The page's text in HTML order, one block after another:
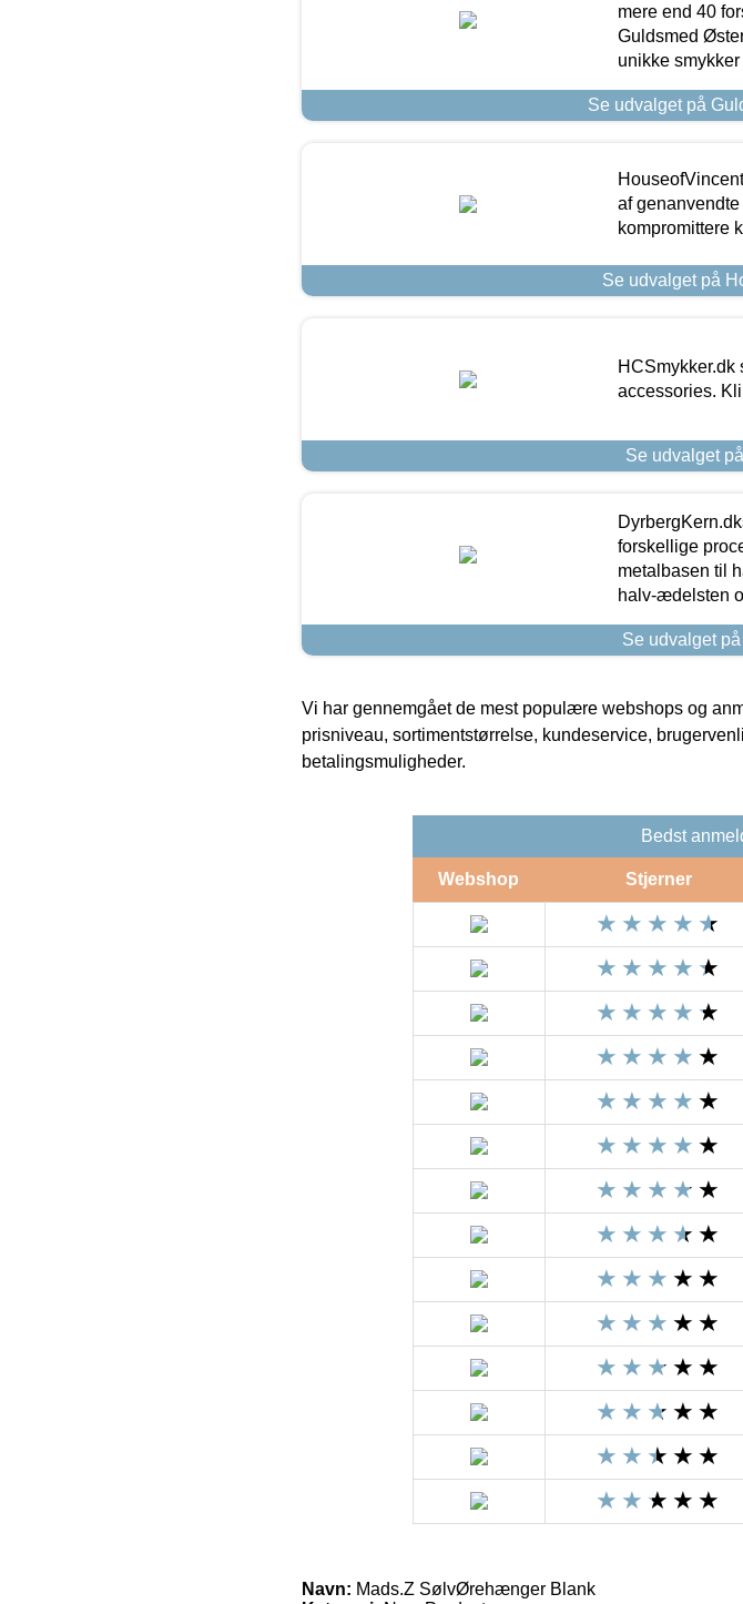
mere end 40
Guldsmed
unikke
Se udvalget på
af
kompromittere
Se udvalget på
accessories.
Se udvalget
forskellige
metalbasen til
halv-ædelsten
Se udvalget
Vi har gennemgået de mest populære webshops og
prisniveau, sortimentstørrelse, kundeservice,
betalingsmuligheder.
Bedst
Webshop Stjerner
Navn: Mads.Z SølvØrehænger Blank